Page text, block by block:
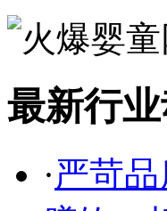
最新行
·严苛